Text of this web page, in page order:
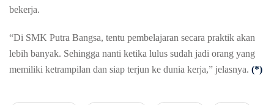
bekerja.
“Di SMK Putra Bangsa, tentu pembelajaran secara praktik akan
lebih banyak. Sehingga nanti ketika lulus sudah jadi orang yang
memiliki ketrampilan dan siap terjun ke dunia kerja,” jelasnya. (*)